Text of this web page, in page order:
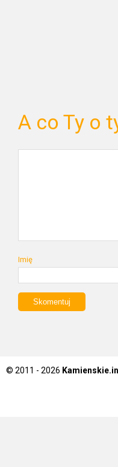
A co Ty o
Imię
© 2011 - 2026